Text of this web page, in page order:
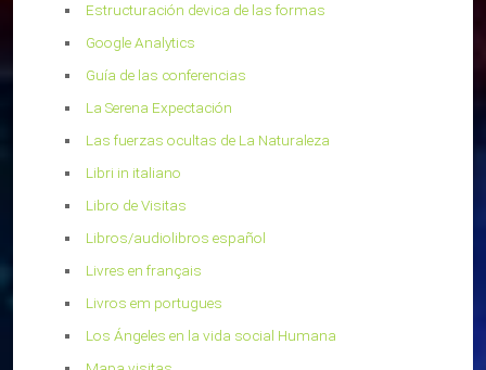
Estructuración devica de las formas
Google Analytics
Guía de las conferencias
La Serena Expectación
Las fuerzas ocultas de La Naturaleza
Libri in italiano
Libro de Visitas
Libros/audiolibros español
Livres en français
Livros em portugues
Los Ángeles en la vida social Humana